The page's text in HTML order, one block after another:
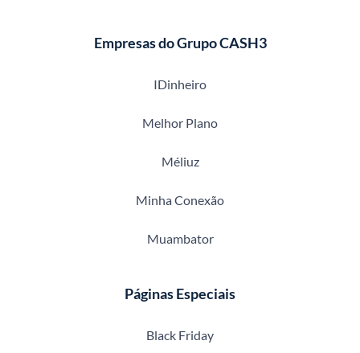
Empresas do Grupo CASH3
IDinheiro
Melhor Plano
Méliuz
Minha Conexão
Muambator
Páginas Especiais
Black Friday